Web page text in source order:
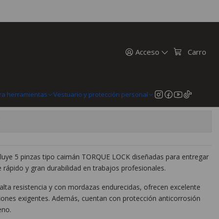
Acceso Carro
herramientas Vestuario y protección personal
Presión Milwaukee Torque Lock 48-22-3695
Presión Milwaukee Torque
Agregar al Carro
ahora
5 pinzas tipo caimán TORQUE LOCK diseñadas para entregar
y gran durabilidad en trabajos profesionales.
resistencia y con mordazas endurecidas, ofrecen excelente
exigentes. Además, cuentan con protección anticorrosión